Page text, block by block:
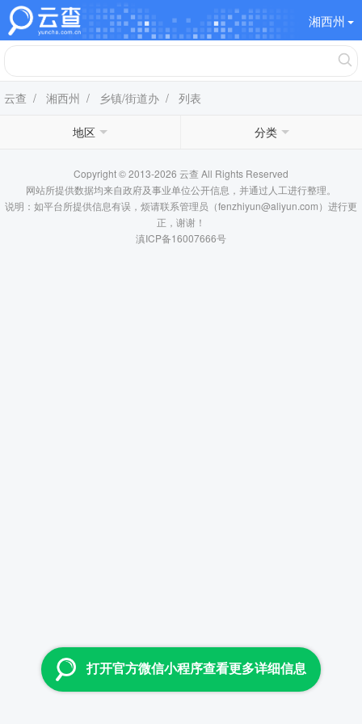
湘西州
云查 / 湘西州 / 乡镇/街道办 / 列表
地区 分类
Copyright © 2013-2026 云查 All Rights Reserved
网站所提供数据均来自政府及事业单位公开信息，并通过人工进行整理。
说明：如平台所提供信息有误，烦请联系管理员（fenzhiyun@aliyun.com）进行更
正，谢谢！
滇ICP备16007666号
打开官方微信小程序查看更多详细信息